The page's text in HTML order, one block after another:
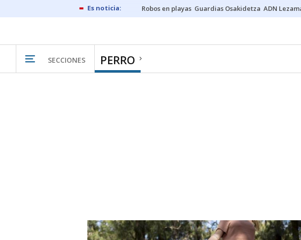
Robos en playas Guardias Osakidetza ADN
SECCIONES PERRO